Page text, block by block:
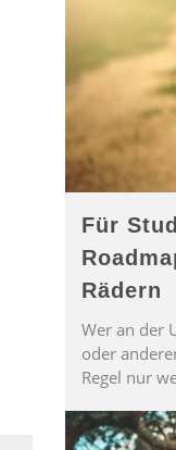
Für
Rädern
Wer an der
oder
Regel nur